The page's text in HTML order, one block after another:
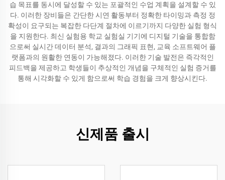
습 목표를 동시에 달성할 수 있는 포괄적인 수업 계획을 설계할 수 있
다. 이러한 장비들은 간단한 시연 활동부터 정확한 타이밍과 측정 정
확성이 요구되는 복잡한 다단계 절차에 이르기까지 다양한 실험 형식
을 지원한다. 최신 실험용 학교 실험실 기기에 디지털 기술을 통합함
으로써 실시간 데이터 분석, 결과의 그래픽 표현, 교육 소프트웨어 플
랫폼과의 원활한 연동이 가능해졌다. 이러한 기술 발전은 즉각적인
피드백을 제공하고 학생들이 추상적인 개념을 구체적인 실험 증거를
통해 시각화할 수 있게 함으로써 학습 경험을 크게 향상시킨다.
신제품 출시